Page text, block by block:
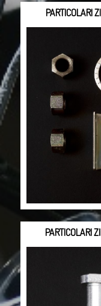
PARTICOLARI
PARTICOLARI